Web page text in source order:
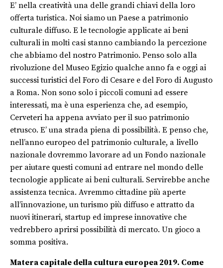
E’ nella creatività una delle grandi chiavi della loro
offerta turistica. Noi siamo un Paese a patrimonio
culturale diffuso. E le tecnologie applicate ai beni
culturali in molti casi stanno cambiando la percezione
che abbiamo del nostro Patrimonio. Penso solo alla
rivoluzione del Museo Egizio qualche anno fa e oggi ai
successi turistici del Foro di Cesare e del Foro di Augusto
a Roma. Non sono solo i piccoli comuni ad essere
interessati, ma è una esperienza che, ad esempio,
Cerveteri ha appena avviato per il suo patrimonio
etrusco. E’ una strada piena di possibilità. E penso che,
nell’anno europeo del patrimonio culturale, a livello
nazionale dovremmo lavorare ad un Fondo nazionale
per aiutare questi comuni ad entrare nel mondo delle
tecnologie applicate ai beni culturali. Servirebbe anche
assistenza tecnica. Avremmo cittadine più aperte
all’innovazione, un turismo più diffuso e attratto da
nuovi itinerari, startup ed imprese innovative che
vedrebbero aprirsi possibilità di mercato. Un gioco a
somma positiva.
Matera capitale della cultura europea 2019. Come